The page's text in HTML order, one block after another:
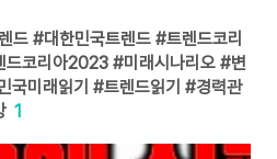
#대한민국트렌드 #트렌드코리
코리아2023 #미래시나리오 #변
국미래읽기 #트렌드읽기 #경력관
1